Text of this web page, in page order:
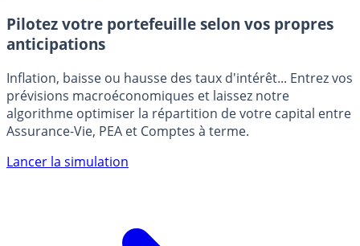
Pilotez votre portefeuille selon vos propres
anticipations
Inflation, baisse ou hausse des taux d'intérêt... Entrez vos
prévisions macroéconomiques et laissez notre
algorithme optimiser la répartition de votre capital entre
Assurance-Vie, PEA et Comptes à terme.
Lancer la simulation